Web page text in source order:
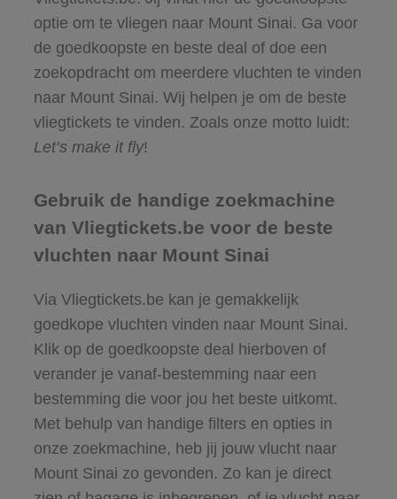
optie om te vliegen naar Mount Sinai. Ga voor
de goedkoopste en beste deal of doe een
zoekopdracht om meerdere vluchten te vinden
naar Mount Sinai. Wij helpen je om de beste
vliegtickets te vinden. Zoals onze motto luidt:
Let’s make it fly!
Gebruik de handige zoekmachine
van Vliegtickets.be voor de beste
vluchten naar Mount Sinai
Via Vliegtickets.be kan je gemakkelijk
goedkope vluchten vinden naar Mount Sinai.
Klik op de goedkoopste deal hierboven of
verander je vanaf-bestemming naar een
bestemming die voor jou het beste uitkomt.
Met behulp van handige filters en opties in
onze zoekmachine, heb jij jouw vlucht naar
Mount Sinai zo gevonden. Zo kan je direct